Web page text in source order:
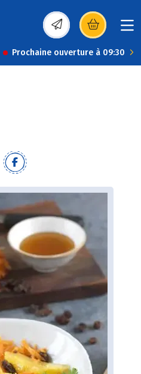
(s’ouvre dans une
Prochaine ouverture à 09:30